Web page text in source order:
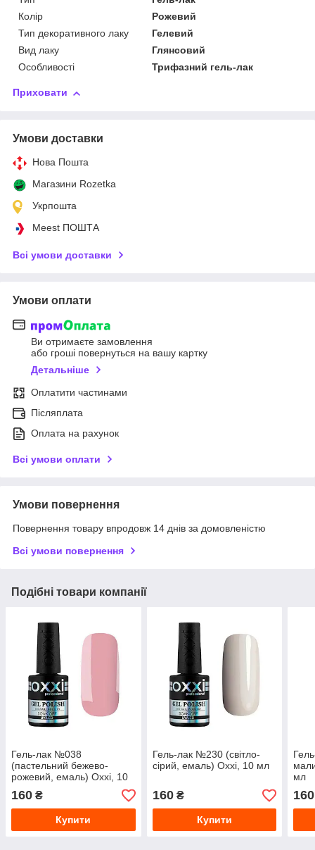
Колір
Рожевий
Тип декоративного лаку
Гелевий
Вид лаку
Глянсовий
Особливості
Трифазний гель-лак
Приховати
Умови доставки
Нова Пошта
Магазини Rozetka
Укрпошта
Meest ПОШТА
Всі умови доставки
Умови оплати
Ви отримаєте замовлення
або гроші повернуться на вашу картку
Детальніше
Оплатити частинами
Післяплата
Оплата на рахунок
Всі умови оплати
Умови повернення
Повернення товару впродовж 14 днів за домовленістю
Всі умови повернення
Подібні товари компанії
Гель-лак №038
(пастельний бежево-
рожевий, емаль) Oxxi, 10
мл
160 ₴
Купити
Гель-лак №230 (світло-
сірий, емаль) Oxxi, 10 мл
160₴
Купити
мл
160